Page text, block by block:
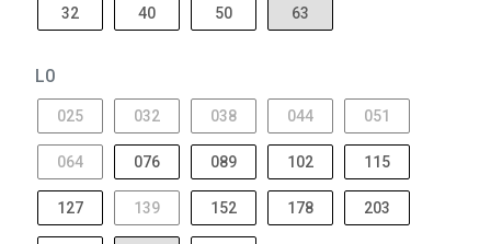
32 40 50 63
L0
025 032 038 044 051
064 076 089 102 115
127 139 152 178 203